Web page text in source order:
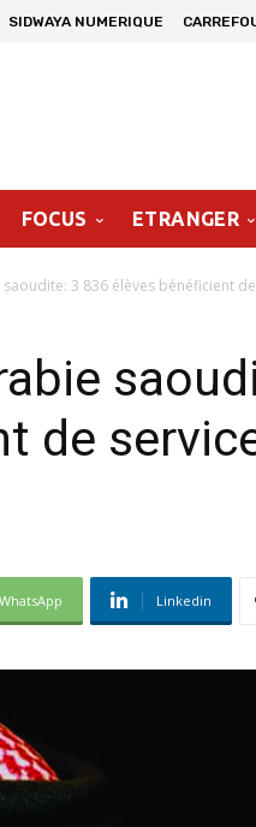
SIDWAYA NUMERIQUE
FOCUS ETRANGER
3 836 élèves bénéficient
de
WhatsApp Linkedin